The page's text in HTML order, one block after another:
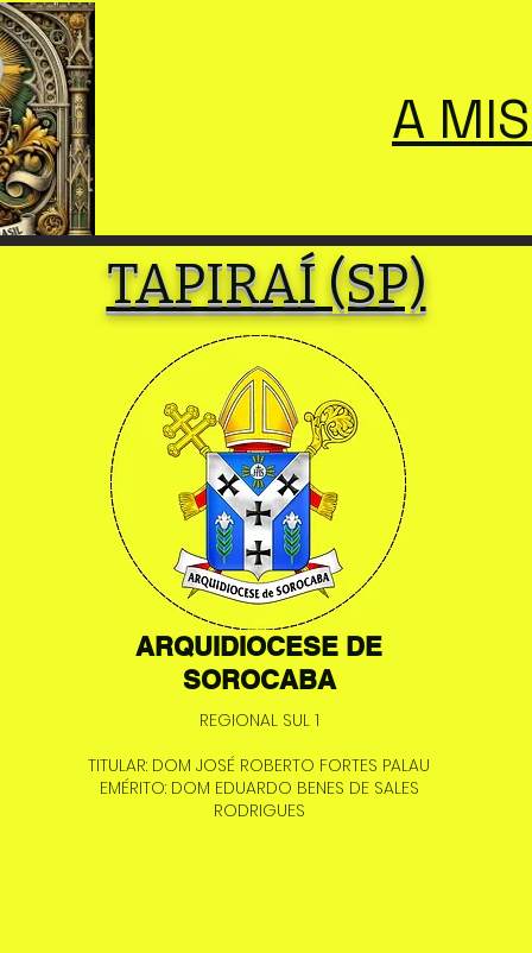
A
TAPIRAÍ (SP)
ARQUIDIOCESE DE
SOROCABA
REGIONAL SUL 1
TITULAR: DOM JOSÉ ROBERTO FORTES PALAU
EMÉRITO: DOM EDUARDO BENES DE SALES
RODRIGUES